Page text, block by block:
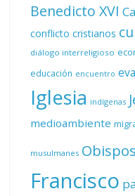
Benedicto XVI
conflicto cristianos
diálogo interreligioso
educación encuentro
Iglesia indígenas
medioambiente
musulmanes Obispos
Francisco